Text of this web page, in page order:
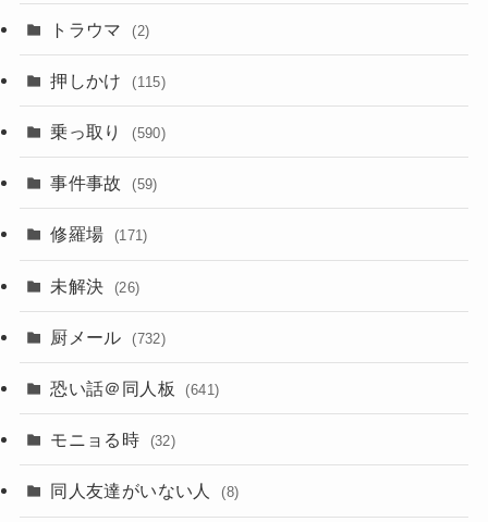
トラウマ (2)
押しかけ (115)
乗っ取り (590)
事件事故 (59)
修羅場 (171)
未解決 (26)
厨メール (732)
恐い話＠同人板 (641)
モニョる時 (32)
同人友達がいない人 (8)